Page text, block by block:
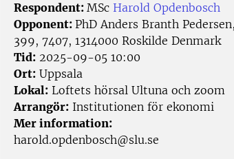
Respondent: MSc Harold Opdenbosch
Opponent: PhD Anders Branth
399, 7407, 1314000 Roskilde Denmark
Tid: 2025-09-05 10:00
Ort: Uppsala
Lokal: Loftets hörsal Ultuna och zoom
Arrangör: Institutionen för ekonomi
Mer information:
harold.opdenbosch@slu.se